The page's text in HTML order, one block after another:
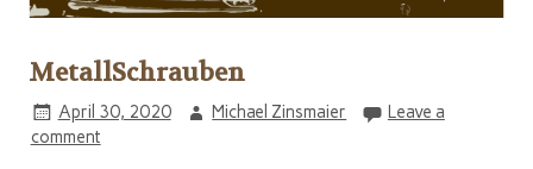
MetallSchrauben
April 30, 2020 Michael Zinsmaier
Leave a
comment